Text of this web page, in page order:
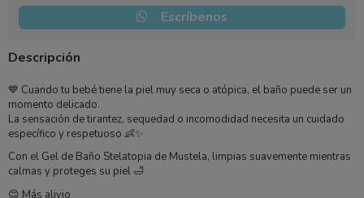
Escríbenos
Descripción
💙 Cuando tu bebé tiene la piel muy seca o atópica, el baño puede ser un
momento delicado.
La sensación de tirantez, sequedad o incomodidad necesita un cuidado
específico y respetuoso 👶✨
Con el Gel de Baño Stelatopia de Mustela, limpias suavemente mientras
calmas y proteges su piel 🛁
😊 Más alivio